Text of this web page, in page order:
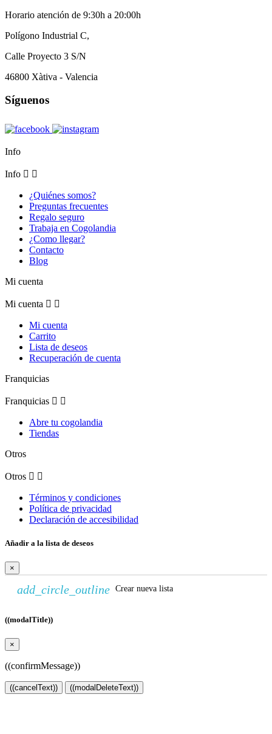
Horario atención de 9:30h a 20:00h
Polígono Industrial C,
Calle Proyecto 3 S/N
46800 Xàtiva - Valencia
Síguenos
Info
Info  
¿Quiénes somos?
Preguntas frecuentes
Regalo seguro
Trabaja en Cogolandia
¿Como llegar?
Contacto
Blog
Mi cuenta
Mi cuenta  
Mi cuenta
Carrito
Lista de deseos
Recuperación de cuenta
Franquicias
Franquicias  
Abre tu cogolandia
Tiendas
Otros
Otros  
Términos y condiciones
Política de privacidad
Declaración de accesibilidad
Añadir a la lista de deseos
×
add_circle_outline Crear nueva lista
((modalTitle))
×
((confirmMessage))
((cancelText)) ((modalDeleteText))